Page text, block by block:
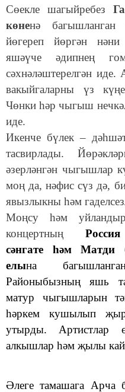
Сөекле шагыйребез
көненә багышланган
йөгереп йөргән
яшәүче әдипнең
сәхнәләштерелгән
вакыйгаларны үз
Чөнки һәр чыгыш
иде.
Икенче бүлек –
тасвирлады.
әзерләнгән чыгышлар
моң да, нәфис сүз дә,
явызлыкны һәм
Моңсу һәм
концертның
сәнгате һәм Матди
елына
Районыбызның яшь
матур чыгышларын
һәркем кушылып
утырды. Артистлар
алкышлар һәм җылы
Әлеге тамашага Арча